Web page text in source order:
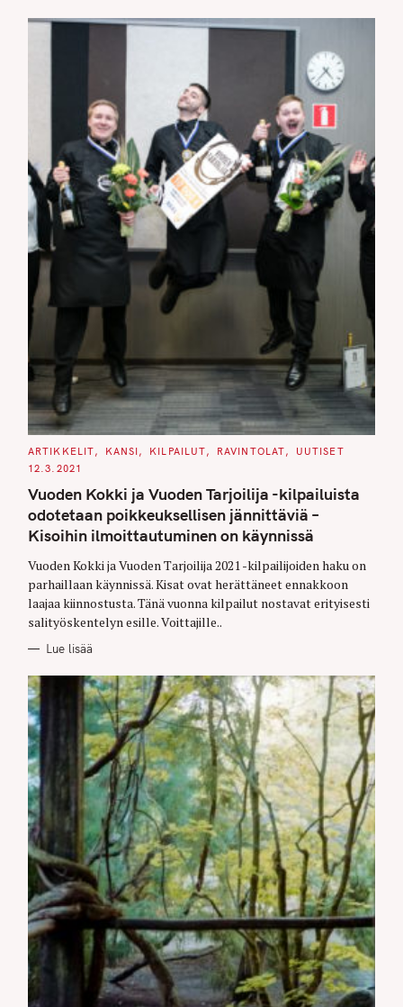
C
T
G
R
E
ARTIKKELIT KANSI KILPAILUT RAVINTOLAT
UUTISET
12.3.2021
Vuoden Kokki ja Vuoden Tarjoilija -kilpailuista
odotetaan poikkeuksellisen jännittäviä –
Kisoihin ilmoittautuminen on käynnissä
Vuoden Kokki ja Vuoden Tarjoilija 2021 -kilpailijoiden haku on
parhaillaan käynnissä. Kisat ovat herättäneet ennakkoon
laajaa kiinnostusta. Tänä vuonna kilpailut nostavat erityisesti
salityöskentelyn esille. Voittajille..
Lue lisää